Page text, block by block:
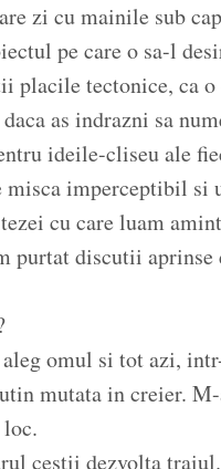
zi cu mainile sub
pe care o sa-l
placile tectonice, ca o
as indrazni sa
ideile-cliseu ale
misca imperceptibil si
cu care luam
purtat discutii aprinse
omul si tot azi,
mutata in creier.
cestii dezvolta traiul.